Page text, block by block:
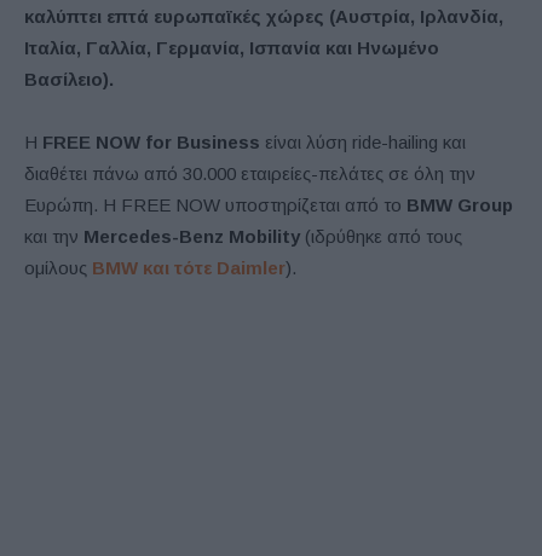
καλύπτει επτά ευρωπαϊκές χώρες (Αυστρία, Ιρλανδία,
Ιταλία, Γαλλία, Γερμανία, Ισπανία και Ηνωμένο
Βασίλειο).
Η FREE NOW for Business είναι λύση ride-hailing και
διαθέτει πάνω από 30.000 εταιρείες-πελάτες σε όλη την
Ευρώπη. Η FREE NOW υποστηρίζεται από το BMW Group
και την Mercedes-Benz Mobility (ιδρύθηκε από τους
ομίλους BMW και τότε Daimler).